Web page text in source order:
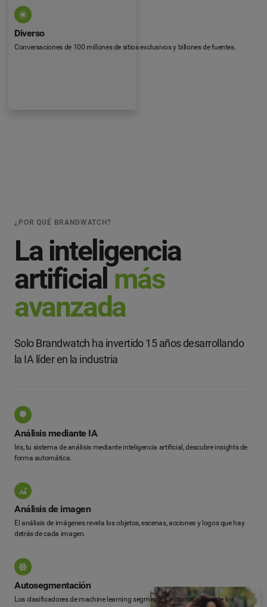
Diverso
Conversaciones de 100 millones de sitios exclusivos y billones de fuentes.
¿POR QUÉ BRANDWATCH?
La inteligencia
artificial más
avanzada
Solo Brandwatch ha invertido 15 años desarrollando
la IA líder en la industria
Análisis mediante IA
Iris, tu sistema de análisis mediante inteligencia artificial, descubre insights de
forma automática.
Análisis de imagen
El análisis de imágenes revela los objetos, escenas, acciones y logos que hay
detrás de cada imagen.
Autosegmentación
Los clasificadores de machine learning segmentan automáticamente los